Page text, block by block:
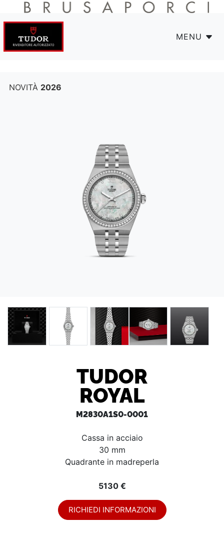
MENU
NOVITÀ 2026
TUDOR
ROYAL
M2830A1S0-0001
Cassa in acciaio
30 mm
Quadrante in madreperla
5130 €
RICHIEDI INFORMAZIONI